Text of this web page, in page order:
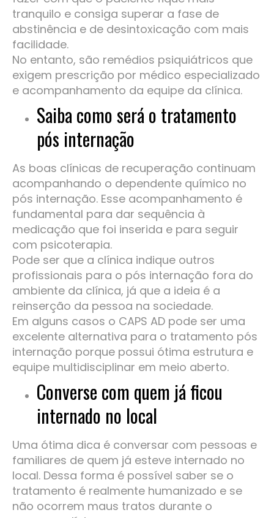
tranquilo e consiga superar a fase de
abstinência e de desintoxicação com mais
facilidade.
No entanto, são remédios psiquiátricos que
exigem prescrição por médico especializado
e acompanhamento da equipe da clínica.
Saiba como será o tratamento
pós internação
As boas clínicas de recuperação continuam
acompanhando o dependente químico no
pós internação. Esse acompanhamento é
fundamental para dar sequência à
medicação que foi inserida e para seguir
com psicoterapia.
Pode ser que a clínica indique outros
profissionais para o pós internação fora do
ambiente da clínica, já que a ideia é a
reinserção da pessoa na sociedade.
Em alguns casos o CAPS AD pode ser uma
excelente alternativa para o tratamento pós
internação porque possui ótima estrutura e
equipe multidisciplinar em meio aberto.
Converse com quem já ficou
internado no local
Uma ótima dica é conversar com pessoas e
familiares de quem já esteve internado no
local. Dessa forma é possível saber se o
tratamento é realmente humanizado e se
não ocorrem maus tratos durante o